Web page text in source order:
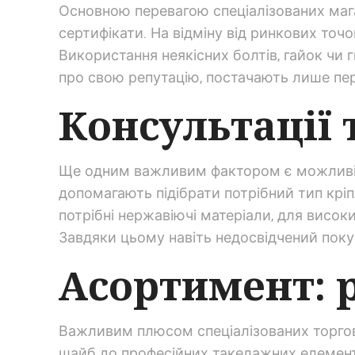
Основною перевагою спеціалізованих
сертифікати. На відміну від ринкових
Використання неякісних болтів, гайок
про свою репутацію, постачають лише
Ще одним важливим фактором є
допомагають підібрати потрібний тип
потрібні нержавіючі матеріали, для
Завдяки цьому навіть недосвідчений
Асортимент:
Важливим плюсом спеціалізованих